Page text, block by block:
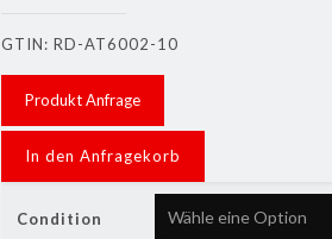
GTIN: RD-AT6002-10
Produkt Anfrage
In den Anfragekorb
Condition